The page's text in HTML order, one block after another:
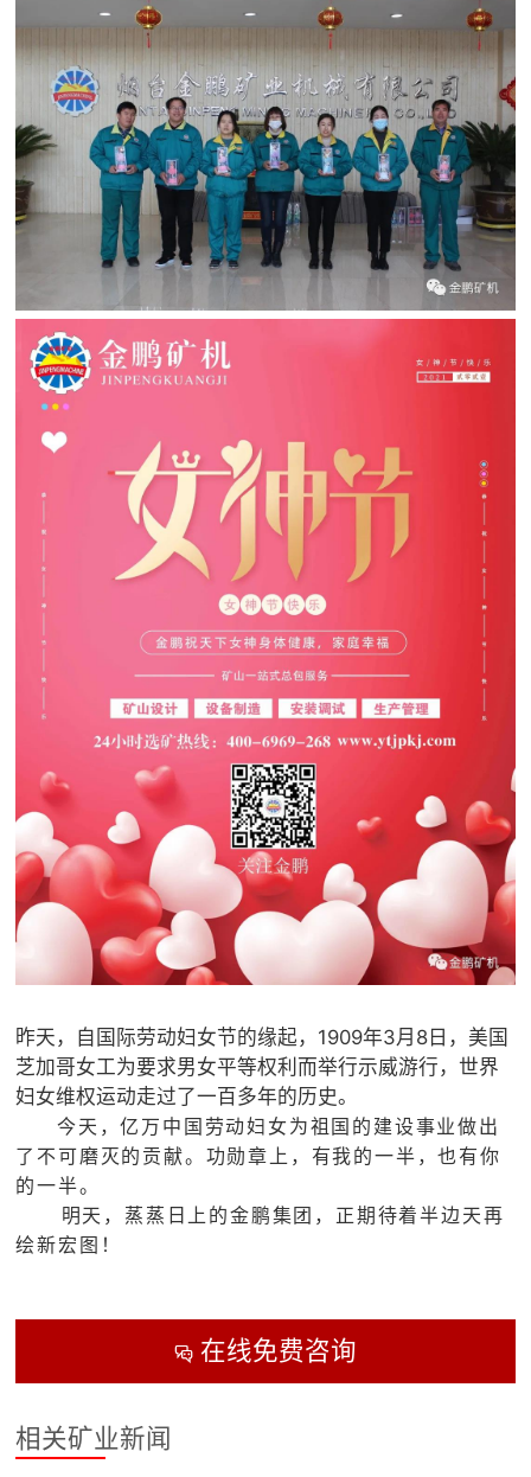
昨天，自国际劳动妇女节的缘起，1909年3月8日，美国
芝加哥女工为要求男女平等权利而举行示威游行，世界
妇女维权运动走过了一百多年的历史。
今天，亿万中国劳动妇女为祖国的建设事业做出
了不可磨灭的贡献。功勋章上，有我的一半，也有你
的一半。
明天，蒸蒸日上的金鹏集团，正期待着半边天再
绘新宏图！
在线免费咨询
相关矿业新闻